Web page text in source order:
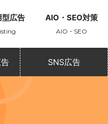
型広告 AIO・SEO対策
AIO・SEO
SNS広告